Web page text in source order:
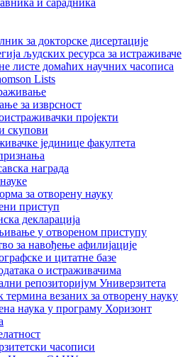
и сарадника
за докторске дисертације
људских ресурса за истраживаче
листе домаћих научних часописа
Lists
за изврсност
пројекти
скупови
јединице факултета
награда
за отворену науку
приступ
декларација
у отвореном приступу
за навођење афилијације
и цитатне базе
о истраживачима
репозиторијум Универзитета
термина везаних за отворену науку
наука у програму Хоризонт
часописи